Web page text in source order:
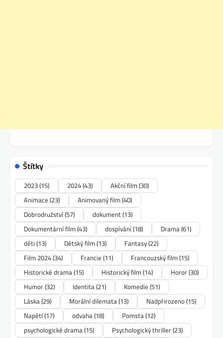
Štítky
2023(15) 2024(43) Akční film (30)
Animace (23) Animovaný film (40)
Dobrodružství(57) dokument(13)
Dokumentární film (43) dospívání(18) Drama(61)
děti (13) Dětský film (13) Fantasy(22)
Film 2024(34) Francie (11) Francouzský film (15)
Historické drama(15) Historický film (14) Horor(30)
Humor(32) Identita(21) Komedie (51)
Láska(29) Morální dilemata(13) Nadpřirozeno(15)
Napětí(17) odvaha(18) Pomsta(12)
psychologické drama(15) Psychologický thriller(23)